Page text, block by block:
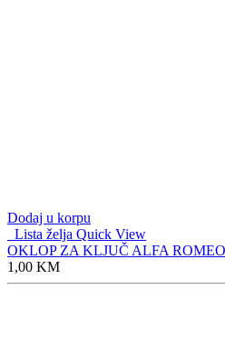
Dodaj u korpu
Lista želja Quick View
OKLOP ZA KLJUČ ALFA
1,00 KM